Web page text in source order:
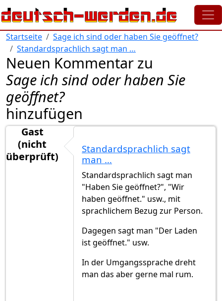
Direkt zum Inhalt
Startseite
Sage ich sind oder haben Sie geöffnet?
Standardsprachlich sagt man …
Neuen Kommentar zu
Sage ich sind oder haben Sie
geöffnet?
hinzufügen
Gast
(nicht
überprüft)
Standardsprachlich sagt
man …
Standardsprachlich sagt man
"Haben Sie geöffnet?", "Wir
haben geöffnet." usw., mit
sprachlichem Bezug zur Person.
Dagegen sagt man "Der Laden
ist geöffnet." usw.
In der Umgangssprache dreht
man das aber gerne mal rum.